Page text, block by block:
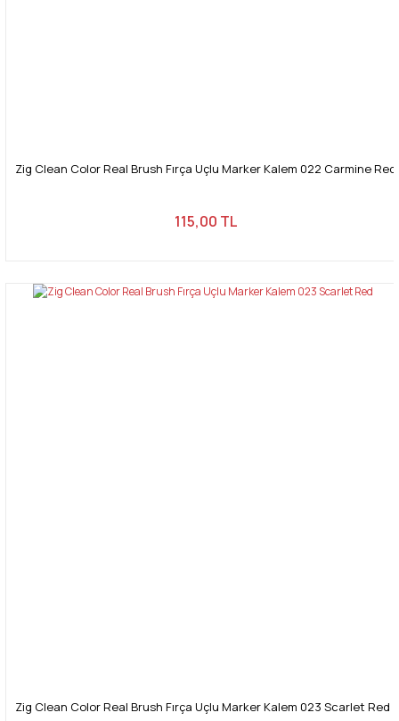
Zig Clean Color Real Brush Fırça Uçlu Marker Kalem 022 Carmine Red
115,00 TL
Zig Clean Color Real Brush Fırça Uçlu Marker Kalem 023 Scarlet Red